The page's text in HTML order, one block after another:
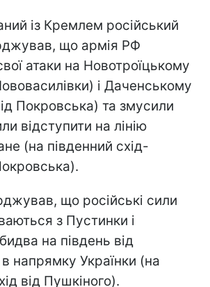
із Кремлем російський
що армія РФ
атаки на Новотроїцькому
і Даченському
Покровська) та змусили
відступити на лінію
(на південний схід-
що російські сили
з Пустинки і
на південь від
напрямку Українки (на
від Пушкіного).